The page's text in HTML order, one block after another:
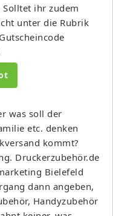
ihr zudem
unter die Rubrik
was soll der
etc. denken
kommt?
Druckerzubehör.de
Bielefeld
dann angeben,
Handyzubehör